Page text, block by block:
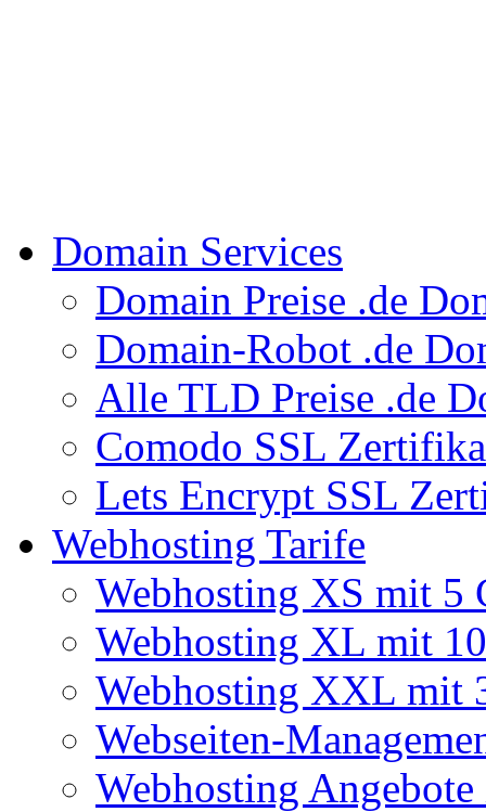
Domain Services
Domain Preise .de
Domain-Robot .de
Alle TLD Preise .de
Comodo SSL
Lets Encrypt SSL
Webhosting Tarife
Webhosting XS mit 5
Webhosting XL mit
Webhosting XXL mit
Webseiten-
Webhosting